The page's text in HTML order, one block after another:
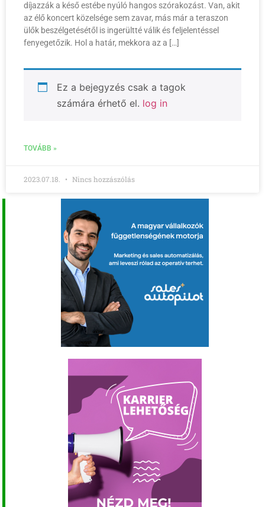
díjazzák a késő estébe nyúló hangos szórakozást. Van, akit
az élő koncert közelsége sem zavar, más már a teraszon
ülők beszélgetésétől is ingerültté válik és feljelentéssel
fenyegetőzik. Hol a határ, mekkora az a […]
Ez a bejegyzés csak a tagok
számára érhető el. log in
TOVÁBB »
2023.07.18. Nincs hozzászólás